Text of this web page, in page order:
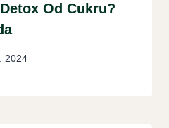
Od Cukru?
2024